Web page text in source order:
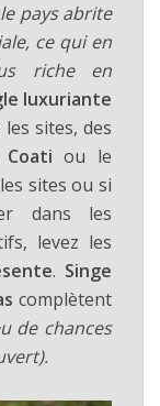
pays abrite
ce qui en
riche en
luxuriante
sites, des
Coatiou le
sites ou si
dans les
levez les
. Singe
complètent
de chances